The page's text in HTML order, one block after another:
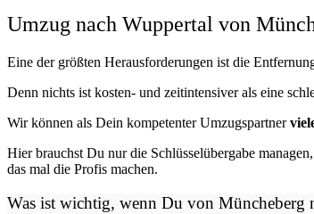
Umzug nach Wuppertal von
Eine der größten Herausforderungen ist die
Denn nichts ist kosten- und zeitintensiver als eine
Wir können als Dein kompetenter Umzugspartner
Hier brauchst Du nur die Schlüsselübergabe
das mal die Profis machen.
Was ist wichtig, wenn Du von Müncheberg